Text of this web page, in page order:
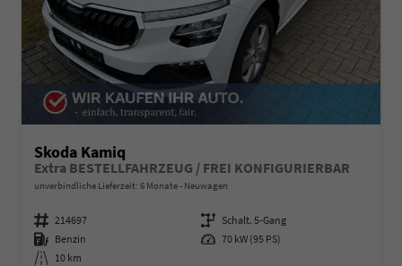
Skoda Kamiq
Extra BESTELLFAHRZEUG / FREI KONFIGURIERBAR
unverbindliche Lieferzeit: 6 Monate Neuwagen
Fahrzeugnummer 214697 Getriebe Schalt. 5-Gang
Kraftstoff Benzin Leistung 70 kW (95 PS)
Kilometerstand 10 km